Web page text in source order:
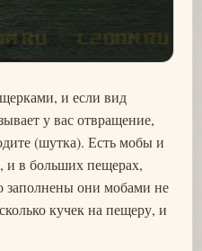
и если вид
у вас отвращение,
(шутка). Есть мобы и
и в больших пещерах,
заполнены они мобами не
кучек на пещеру, и